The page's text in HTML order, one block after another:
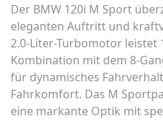
Der BMW 120i M Sport
eleganten Auftritt und
2.0-Liter-Turbomotor leistet
Kombination mit dem 8-
für dynamisches
Fahrkomfort. Das M
eine markante Optik mit